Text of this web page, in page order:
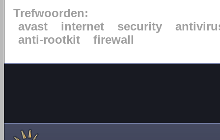
Trefwoorden:
avast
internet security
anti-rootkit
firewall